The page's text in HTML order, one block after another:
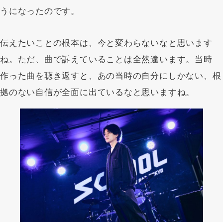
うになったのです。
伝えたいことの根本は、今と変わらないなと思います
ね。ただ、曲で訴えていることは全然違います。当時
作った曲を聴き返すと、あの当時の自分にしかない、根
拠のない自信が全面に出ているなと思いますね。